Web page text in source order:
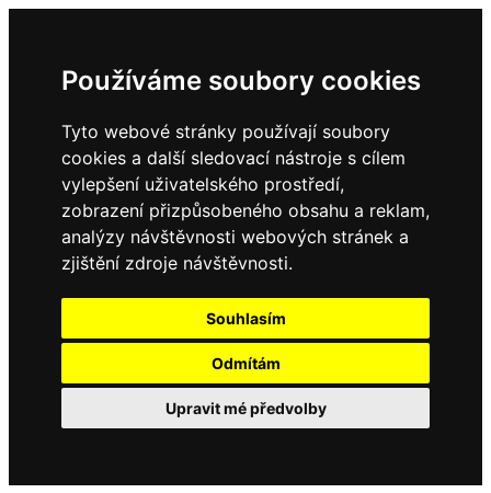
Používáme soubory cookies
Tyto webové stránky používají soubory
cookies a další sledovací nástroje s cílem
vylepšení uživatelského prostředí,
zobrazení přizpůsobeného obsahu a reklam,
analýzy návštěvnosti webových stránek a
zjištění zdroje návštěvnosti.
Souhlasím
Odmítám
Upravit mé předvolby